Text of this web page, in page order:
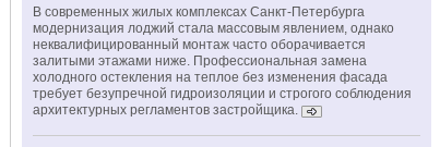
В современных жилых комплексах Санкт-Петербурга
модернизация лоджий стала массовым явлением, однако
неквалифицированный монтаж часто оборачивается
залитыми этажами ниже. Профессиональная замена
холодного остекления на теплое без изменения фасада
требует безупречной гидроизоляции и строгого соблюдения
архитектурных регламентов застройщика.